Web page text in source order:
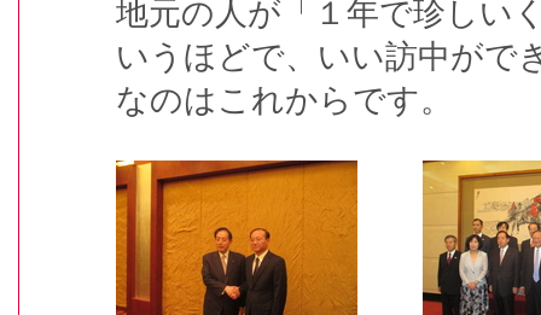
地元の人が「１年で珍しい
いうほどで、いい訪中がで
なのはこれからです。